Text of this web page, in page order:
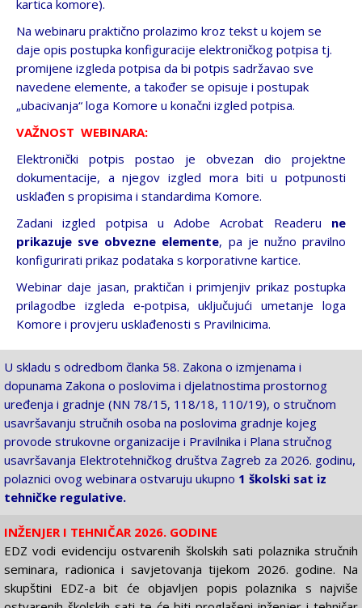
kartica komore).
Na webinaru praktično prolazimo kroz tekst u kojem se
daje opis postupka konfiguracije elektroničkog potpisa tj.
promijene izgleda potpisa da bi potpis sadržavao sve
navedene elemente, a također se opisuje i postupak
„ubacivanja“ loga Komore u konačni izgled potpisa.
VAŽNOST WEBINARA:
Elektronički potpis postao je obvezan dio projektne
dokumentacije, a njegov izgled mora biti u potpunosti
usklađen s propisima i standardima Komore.
Zadani izgled potpisa u Adobe Acrobat Readeru ne
prikazuje sve obvezne elemente, pa je nužno pravilno
konfigurirati prikaz podataka s korporativne kartice.
Webinar daje jasan, praktičan i primjenjiv prikaz postupka
prilagodbe izgleda e‑potpisa, uključujući umetanje loga
Komore i provjeru usklađenosti s Pravilnicima.
U skladu s odredbom članka 58. Zakona o izmjenama i
dopunama Zakona o poslovima i djelatnostima prostornog
uređenja i gradnje (NN 78/15, 118/18, 110/19), o stručnom
usavršavanju stručnih osoba na poslovima gradnje kojeg
provode strukovne organizacije i Pravilnika i Plana stručnog
usavršavanja Elektrotehničkog društva Zagreb za 2026. godinu,
polaznici ovog webinara ostvaruju ukupno 1 školski sat iz
tehničke regulative.
INŽENJER I TEHNIČAR 2026. GODINE
EDZ vodi evidenciju ostvarenih školskih sati polaznika stručnih
seminara, radionica i savjetovanja tijekom 2026. godine. Na
skupštini EDZ-a bit će objavljen popis polaznika s najviše